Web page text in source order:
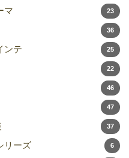
マ 23
36
ンテ 25
22
46
47
37
リーズ 6